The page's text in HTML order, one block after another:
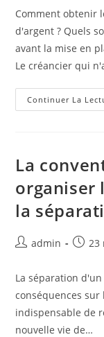
Comment obtenir
d'argent ? Quels
avant la mise en
Le créancier qui
Continuer La
La
organiser
la
admin 23
La séparation
conséquences
indispensable de
nouvelle vie de…